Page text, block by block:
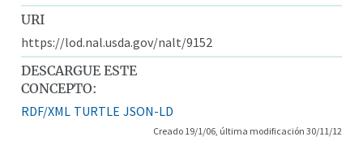
URI
https://lod.nal.usda.gov/nalt/9152
DESCARGUE ESTE
CONCEPTO:
RDF/XML TURTLE JSON-LD
Creado 19/1/06, última modificación 30/11/12